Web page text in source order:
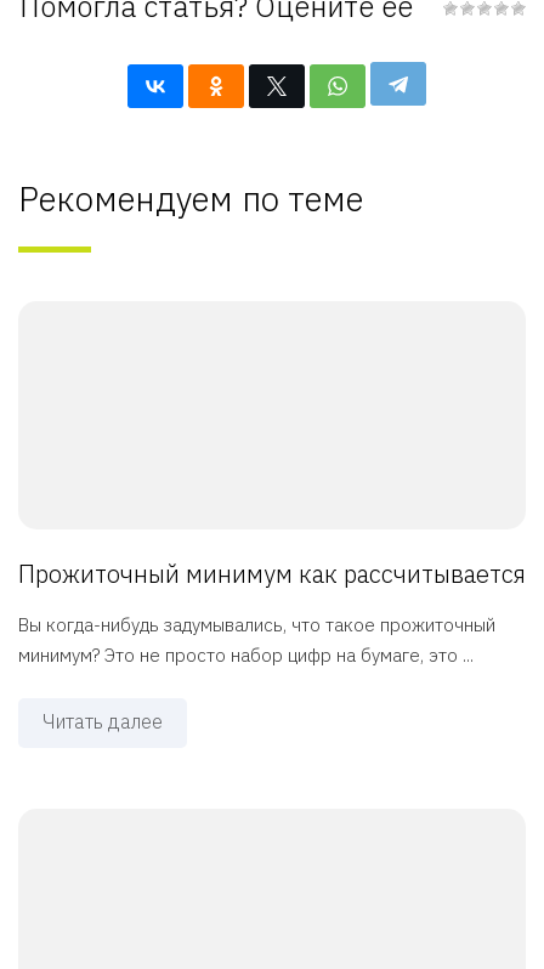
Рекомендуем по теме
Прожиточный минимум как рассчитывается
Вы когда-нибудь задумывались, что такое прожиточный
минимум? Это не просто набор цифр на бумаге, это ...
Читать далее